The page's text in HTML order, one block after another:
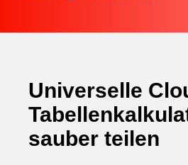
Universelle
sauber teilen